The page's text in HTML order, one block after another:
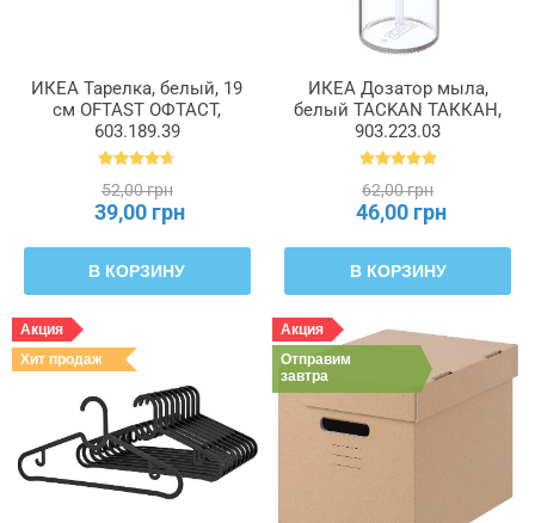
ИКЕА Тарелка, белый, 19
см OFTAST ОФТАСТ,
603.189.39
52,00 грн
39,00 грн
В КОРЗИНУ
ИКЕА Дозатор мыла,
белый TACKAN ТАККАН,
903.223.03
62,00 грн
46,00 грн
В КОРЗИНУ
Акция
Хит продаж
Акция
Отправим
завтра